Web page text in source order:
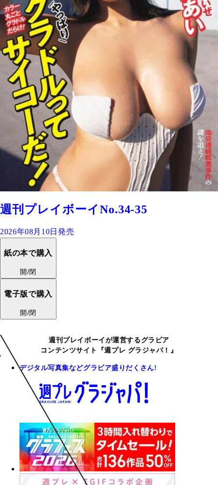
週刊プレイボーイNo.34-35
2026年08月10日発売
紙の本で購入
開/閉
電子版で購入
開/閉
週刊プレイボーイが運営するグラビア
コンテンツサイト『週プレ グラジャパ！』
デジタル写真集などグラビア盛りだくさん!